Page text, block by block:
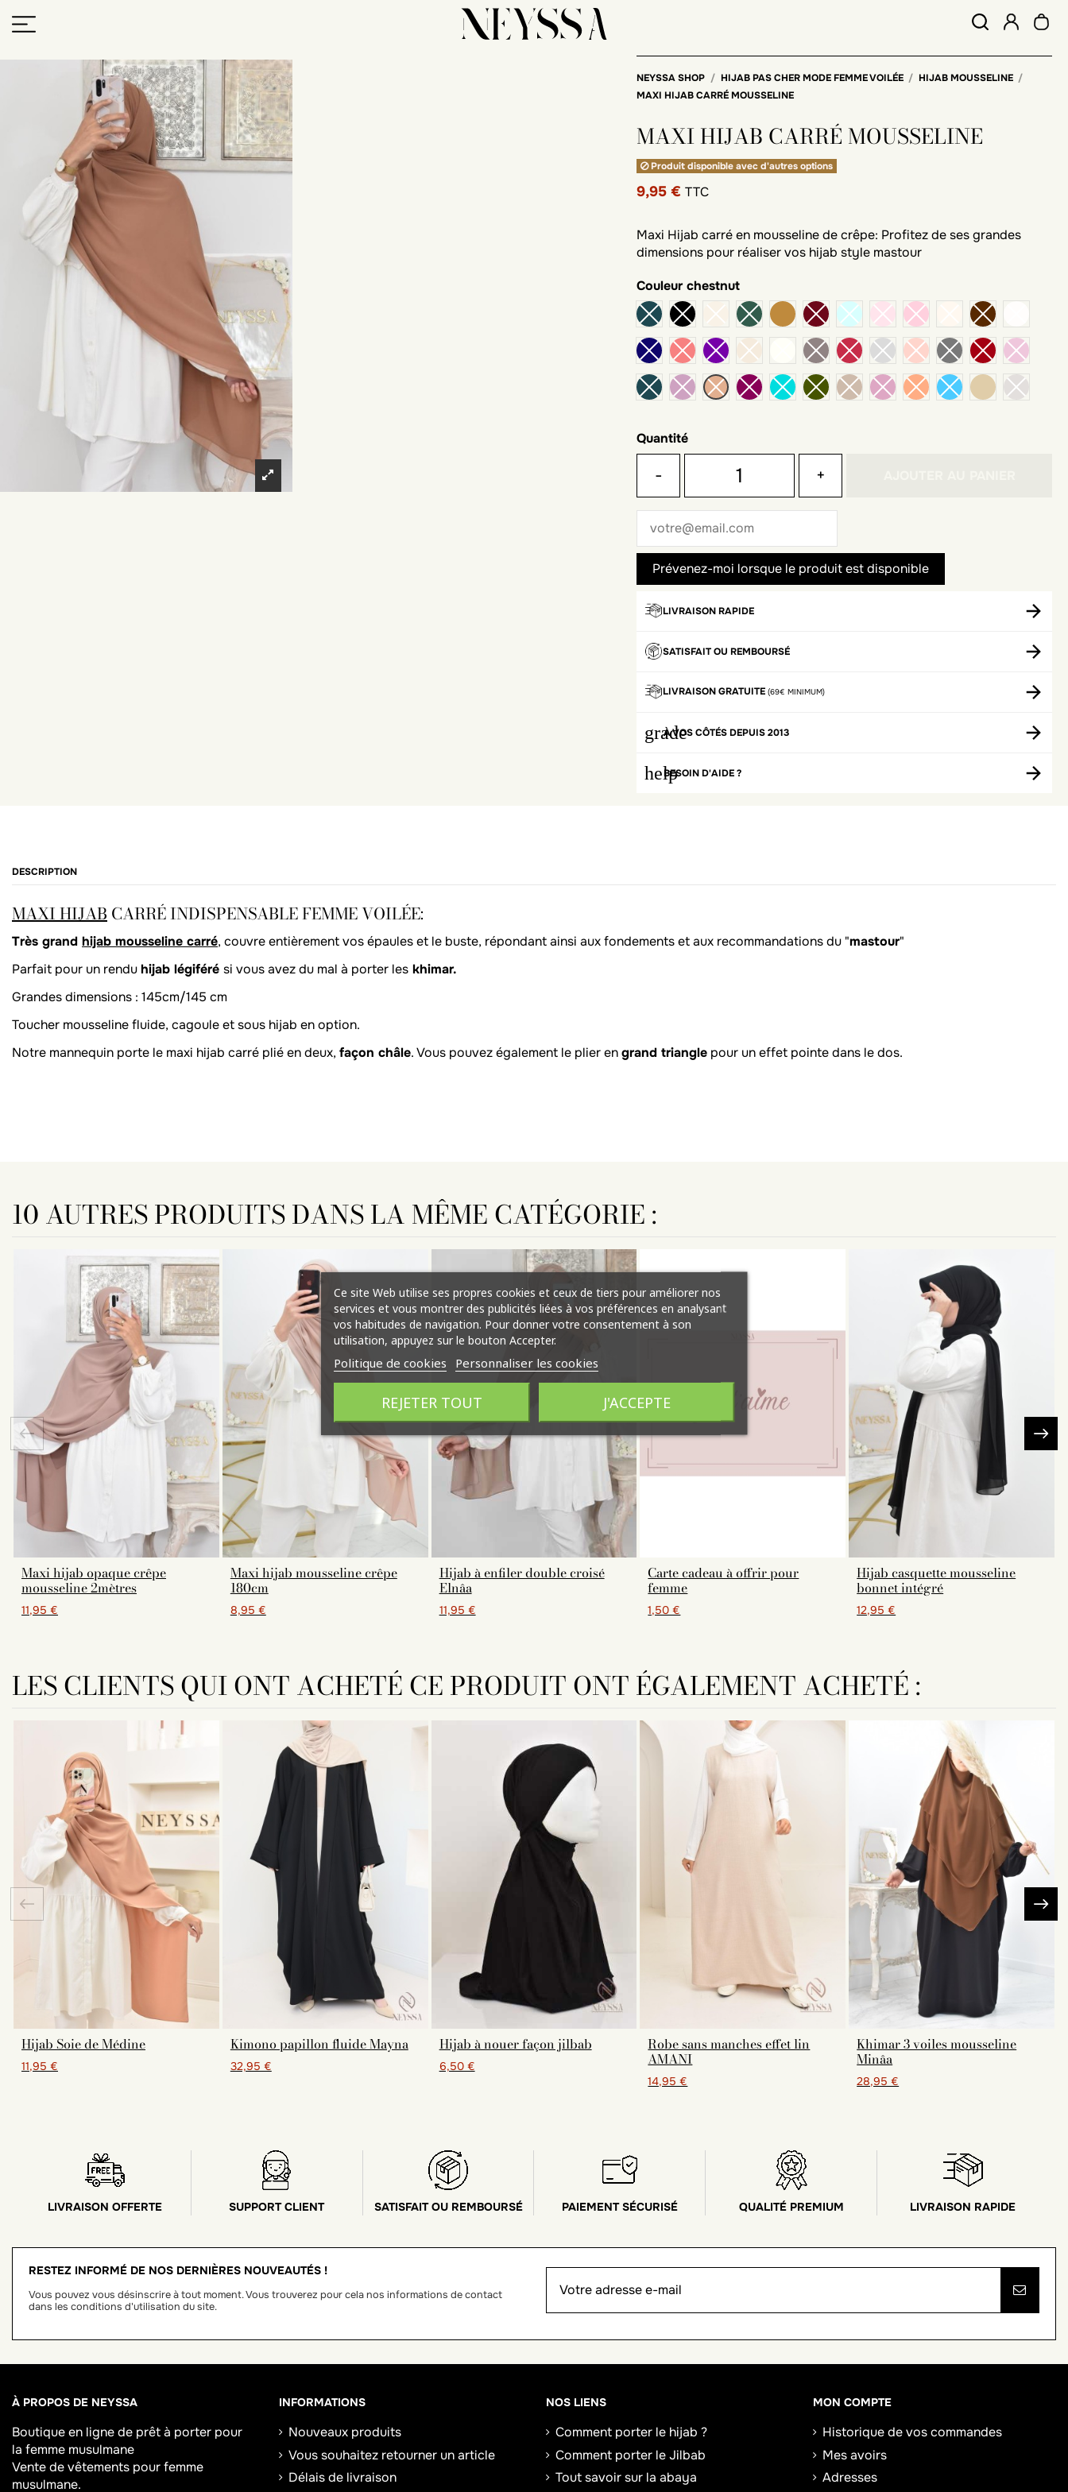
NEYSSA SHOP HIJAB PAS CHER MODE FEMME VOILÉE
HIJAB MOUSSELINE
MAXI HIJAB CARRÉ MOUSSELINE
MAXI HIJAB CARRÉ MOUSSELINE
Produit disponible avec d'autres options
9,95 €TTC
Maxi Hijab carré en mousseline de crêpe: Profitez de ses grandes
dimensions pour réaliser vos hijab style mastour
Couleurchestnut
camel
sable
Quantité
- +
LIVRAISON RAPIDE
SATISFAIT OU REMBOURSÉ
LIVRAISON GRATUITE (69€ MINIMUM)
grade
À VOS CÔTÉS DEPUIS 2013
helpBESOIN D'AIDE ?
DESCRIPTION
MAXI HIJAB CARRÉ INDISPENSABLE FEMME VOILÉE:
Très grand hijab mousseline carré, couvre entièrement vos épaules et le buste, répondant ainsi aux fondements et aux recommandations du "mastour"
Parfait pour un renduhijab légiféré si vous avez du mal à porter les khimar.
Grandes dimensions : 145cm/145 cm
Toucher mousseline fluide, cagoule et sous hijab en option.
Notre mannequin porte le maxi hijab carré plié en deux, façon châle. Vous pouvez également le plier engrand triangle pour un effet pointe dans le dos.
10 AUTRES PRODUITS DANS LA MÊME CATÉGORIE :
Maxi hijab opaque crêpe
mousseline 2mètres
11,95 €
Maxi hijab mousseline crêpe
180cm
8,95 €
Hijab à enfiler double croisé
Elnâa
11,95 €
Carte cadeau à offrir pour
femme
1,50 €
Hijab casquette mousseline
bonnet intégré
12,95 €
LES CLIENTS QUI ONT ACHETÉ CE PRODUIT ONT ÉGALEMENT ACHETÉ :
Hijab Soie de Médine
11,95 €
Kimono papillon fluide Mayna
32,95 €
Hijab à nouer façon jilbab
6,50 €
Robe sans manches effet lin
AMANI
14,95 €
Khimar 3 voiles mousseline
Minâa
28,95 €
LIVRAISON OFFERTE SUPPORT CLIENT SATISFAIT OU REMBOURSÉ PAIEMENT SÉCURISÉ QUALITÉ PREMIUM LIVRAISON RAPIDE
RESTEZ INFORMÉ DE NOS DERNIÈRES NOUVEAUTÉS !
Vous pouvez vous désinscrire à tout moment. Vous trouverez pour cela nos informations de contact
dans les conditions d'utilisation du site.
À PROPOS DE NEYSSA
Boutique en ligne de prêt à porter pour
la femme musulmane
Vente de vêtements pour femme
musulmane.
INFORMATIONS
Nouveaux produits
Vous souhaitez retourner un article
Délais de livraison
NOS LIENS
Comment porter le hijab ?
Comment porter le Jilbab
Tout savoir sur la abaya
MON COMPTE
Historique de vos commandes
Mes avoirs
Adresses
Ce site Web utilise ses propres cookies et ceux de tiers pour améliorer nos
services et vous montrer des publicités liées à vos préférences en analysant
vos habitudes de navigation. Pour donner votre consentement à son
utilisation, appuyez sur le bouton Accepter.
Politique de cookies Personnaliser les cookies
REJETER TOUT J'ACCEPTE